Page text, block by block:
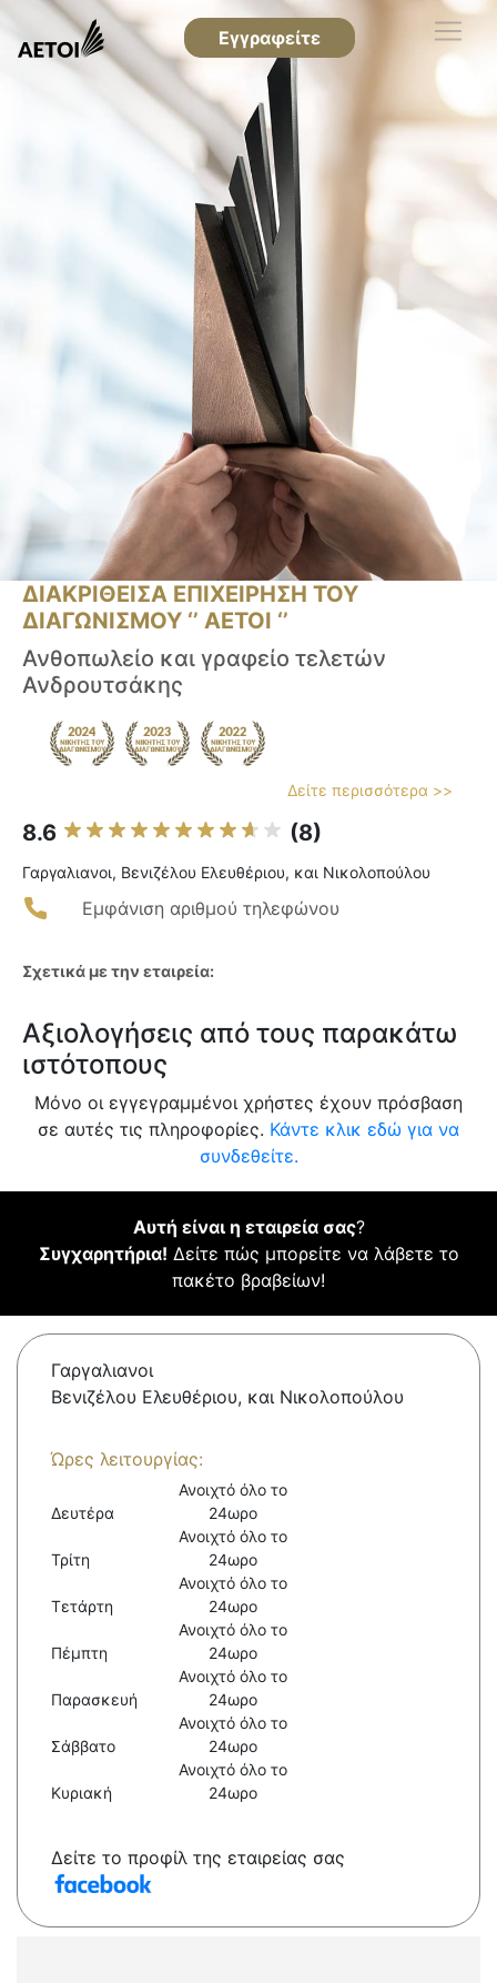
Εγγραφείτε
ΔΙΑΚΡΙΘΕΙΣΑ ΕΠΙΧΕΙΡΗΣΗ ΤΟΥ
ΔΙΑΓΩΝΙΣΜΟΥ ‘’ ΑΕΤΟΙ ‘’
Ανθοπωλείο και γραφείο τελετών
Ανδρουτσάκης
Δείτε περισσότερα >>
8.6 (8)
Γαργαλιανοι, Βενιζέλου Ελευθέριου, και Νικολοπούλου
Εμφάνιση αριθμού τηλεφώνου
Σχετικά με την εταιρεία:
Αξιολογήσεις από τους παρακάτω
ιστότοπους
Μόνο οι εγγεγραμμένοι χρήστες έχουν πρόσβαση
σε αυτές τις πληροφορίες. Κάντε κλικ εδώ για να
συνδεθείτε.
Αυτή είναι η εταιρεία σας?
Συγχαρητήρια! Δείτε πώς μπορείτε να λάβετε το
πακέτο βραβείων!
Γαργαλιανοι
Βενιζέλου Ελευθέριου, και Νικολοπούλου
Ώρες λειτουργίας:
Δευτέρα
Ανοιχτό όλο το
24ωρο
Τρίτη
Ανοιχτό όλο το
24ωρο
Τετάρτη
Ανοιχτό όλο το
24ωρο
Πέμπτη
Ανοιχτό όλο το
24ωρο
Παρασκευή
Ανοιχτό όλο το
24ωρο
Σάββατο
Ανοιχτό όλο το
24ωρο
Κυριακή
Ανοιχτό όλο το
24ωρο
Δείτε το προφίλ της εταιρείας σας